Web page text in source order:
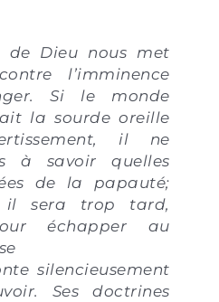
de Dieu nous met
l’imminence
Si le monde
la sourde oreille
il ne
à savoir quelles
de la papauté;
il sera trop tard,
échapper au
silencieusement
Ses doctrines